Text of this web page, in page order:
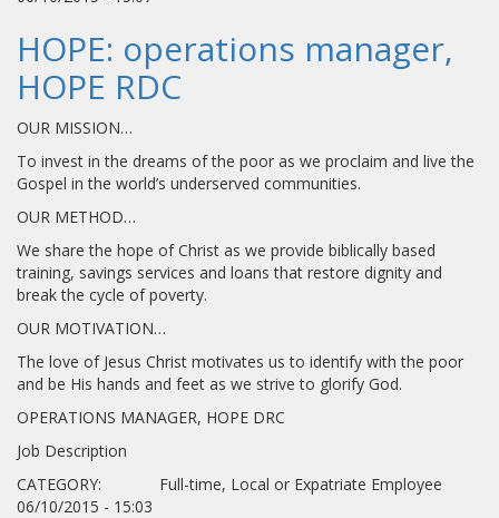
HOPE: operations manager,
HOPE RDC
OUR MISSION…
To invest in the dreams of the poor as we proclaim and live the
Gospel in the world’s underserved communities.
OUR METHOD…
We share the hope of Christ as we provide biblically based
training, savings services and loans that restore dignity and
break the cycle of poverty.
OUR MOTIVATION…
The love of Jesus Christ motivates us to identify with the poor
and be His hands and feet as we strive to glorify God.
OPERATIONS MANAGER, HOPE DRC
Job Description
CATEGORY: Full-time, Local or Expatriate Employee
06/10/2015 - 15:03